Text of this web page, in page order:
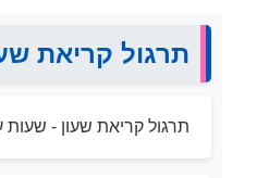
תרגול קריאת
תרגול קריאת שעון - שעות